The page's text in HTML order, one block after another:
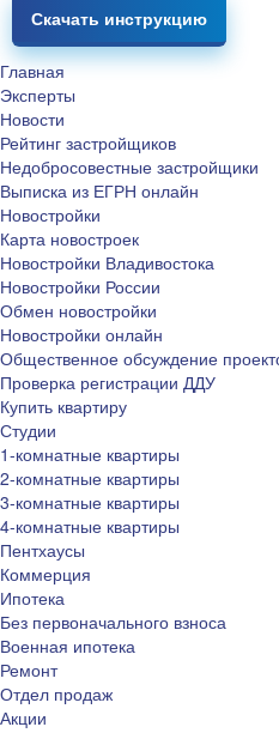
Скачать инструкцию
Главная
Эксперты
Новости
Рейтинг застройщиков
Недобросовестные застройщики
Выписка из ЕГРН онлайн
Новостройки
Карта новостроек
Новостройки Владивостока
Новостройки России
Обмен новостройки
Новостройки онлайн
Общественное обсуждение
Проверка регистрации ДДУ
Купить квартиру
Студии
1-комнатные квартиры
2-комнатные квартиры
3-комнатные квартиры
4-комнатные квартиры
Пентхаусы
Коммерция
Ипотека
Без первоначального взноса
Военная ипотека
Ремонт
Отдел продаж
Акции